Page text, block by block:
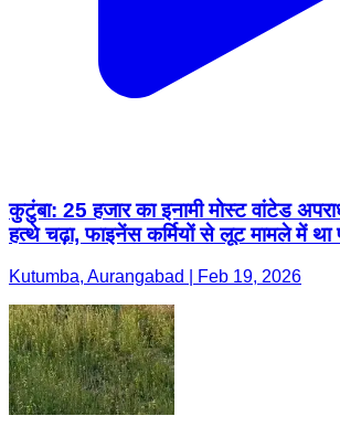
कुटुंबा: 25 हजार का इनामी मोस्ट वांटेड
हत्थे चढ़ा, फाइनेंस कर्मियों से लूट मामले में था
Kutumba, Aurangabad | Feb 19, 2026